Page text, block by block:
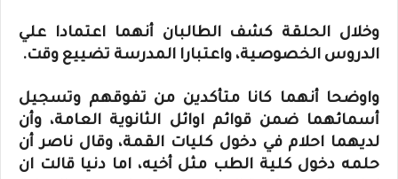
وخلال الحلقة كشف الطالبان أنهما اعتمادا علي
الدروس الخصوصية، واعتبارا المدرسة تضييع وقت.
واوضحا أنهما كانا متأكدين من تفوقهم وتسجيل
أسمائهما ضمن قوائم اوائل الثانوية العامة، وأن
لديهما احلام في دخول كليات القمة، وقال ناصر أن
حلمه دخول كلية الطب مثل أخيه، اما دنيا قالت ان